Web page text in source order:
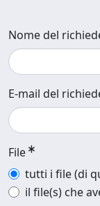
Nome del
E-mail del
File
tutti i file (di
il file(s) che